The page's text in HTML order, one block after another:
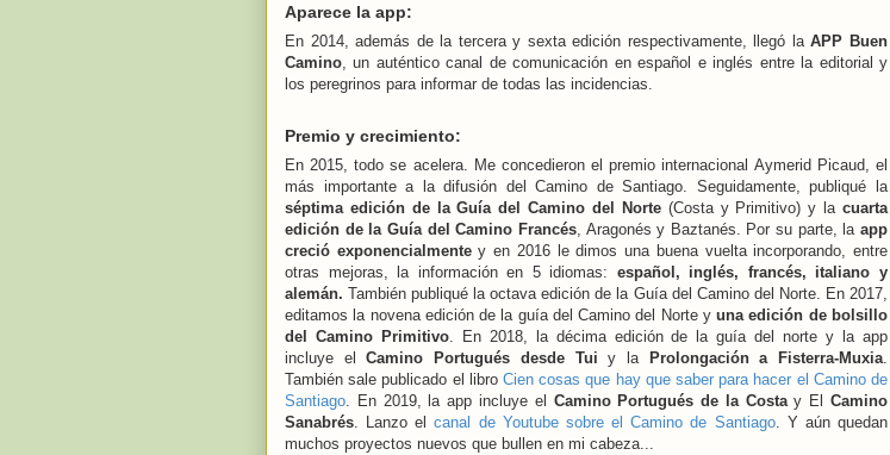
Aparece la app:
En 2014, además de la tercera y sexta edición respectivamente, llegó laAPP Buen
Camino , un auténtico canal de comunicación en español e inglés entre la editorial y
los peregrinos para informar de todas las incidencias.
Premio y crecimiento:
En 2015, todo se acelera. Me concedieron el premio internacional Aymerid Picaud, el
más importante a la difusión del Camino de Santiago. Seguidamente, publiqué la
séptima edición de la Guía del Camino del Norte(Costa y Primitivo) y lacuarta
edición de la Guía del Camino Francés, Aragonés y Baztanés. Por su parte, laapp
creció exponencialmentey en 2016 le dimos una buena vuelta incorporando, entre
otras mejoras, la información en 5 idiomas: español, inglés, francés, italiano y
alemán. También publiqué la octava edición de la Guía del Camino del Norte. En 2017,
editamos la novena edición de la guía del Camino del Norte yuna edición de bolsillo
del Camino Primitivo. En 2018, la décima edición de la guía del norte y la app
incluye elCamino Portugués desde Tui y la Prolongación a Fisterra-Muxia.
También sale publicado el libro Cien cosas que hay que saber para hacer el Camino de
Santiago. En 2019, la app incluye el Camino Portugués de la Costay ElCamino
Sanabrés. Lanzo elcanal de Youtube sobre el Camino de Santiago. Y aún quedan
muchos proyectos nuevos que bullen en mi cabeza...